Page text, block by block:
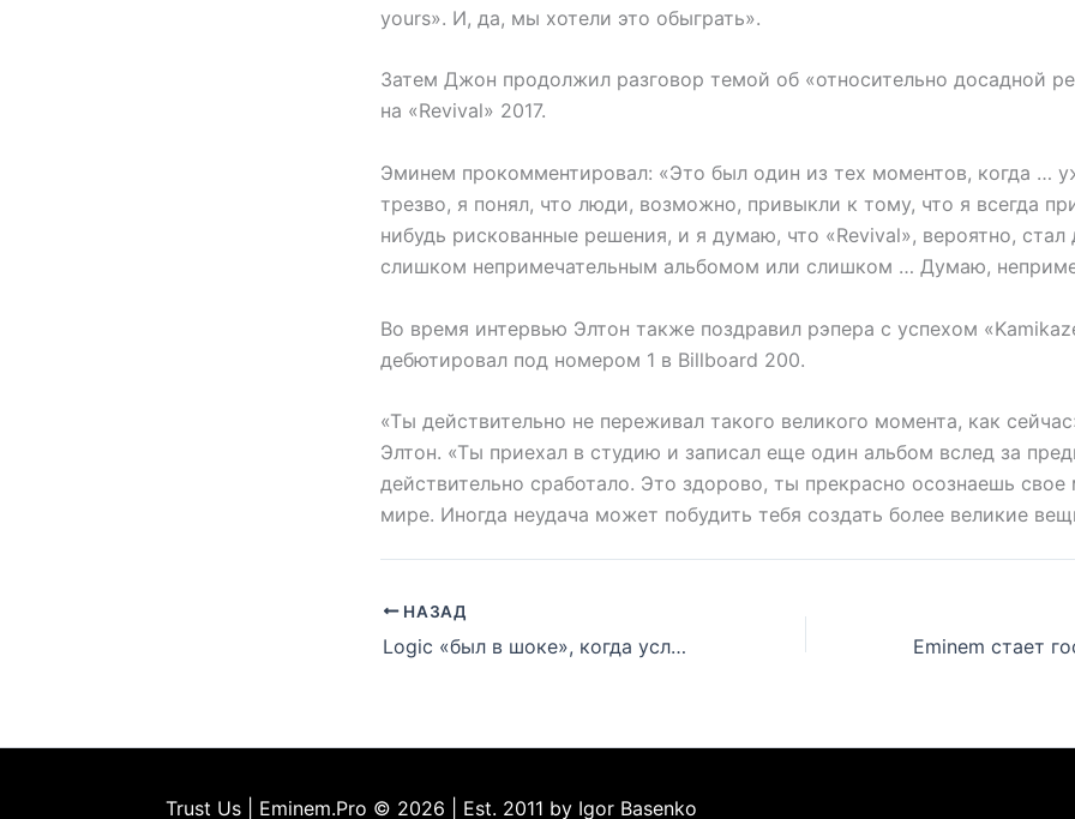
yours». И, да, мы хотели это обыграть».
Затем Джон продолжил разговор темой об «относительно досадной
на «Revival» 2017.
Эминем прокомментировал: «Это был один из тех моментов, когда …
трезво, я понял, что люди, возможно, привыкли к тому, что я всегда
нибудь рискованные решения, и я думаю, что «Revival», вероятно, стал
слишком непримечательным альбомом или слишком … Думаю,
Во время интервью Элтон также поздравил рэпера с успехом
дебютировал под номером 1 в Billboard 200.
«Ты действительно не переживал такого великого момента, как
Элтон. «Ты приехал в студию и записал еще один альбом вслед за
действительно сработало. Это здорово, ты прекрасно осознаешь свое
мире. Иногда неудача может побудить тебя создать более великие
НАЗАД
Logic «был в шоке», когда услышал своё имя на треке Эминема «Fall»
Trust Us | Eminem.Pro © 2026 | Est. 2011 by Igor Basenko